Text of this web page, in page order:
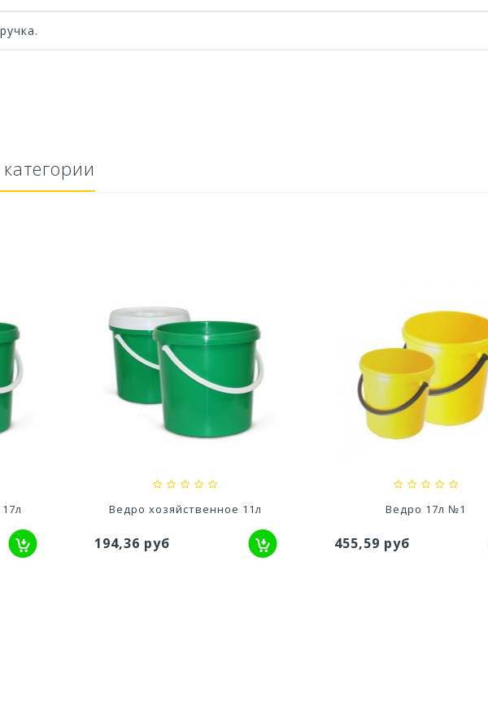
Средство для септического
резервуара и для...
627,20 руб
Средство для выгребных
800мл
527,80 руб
Ведро хозяйственное 11л
194,36 руб
Ведро 17л №1
455,59 руб